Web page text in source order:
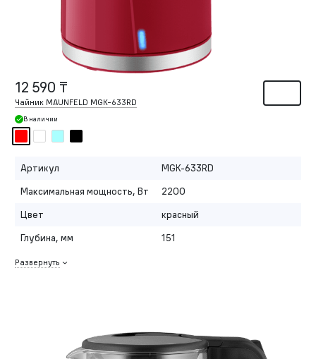
12 590 ₸
Чайник MAUNFELD MGK-633RD
В наличии
Артикул
MGK-633RD
Максимальная мощность, Вт
2200
Цвет
красный
Глубина, мм
151
Развернуть